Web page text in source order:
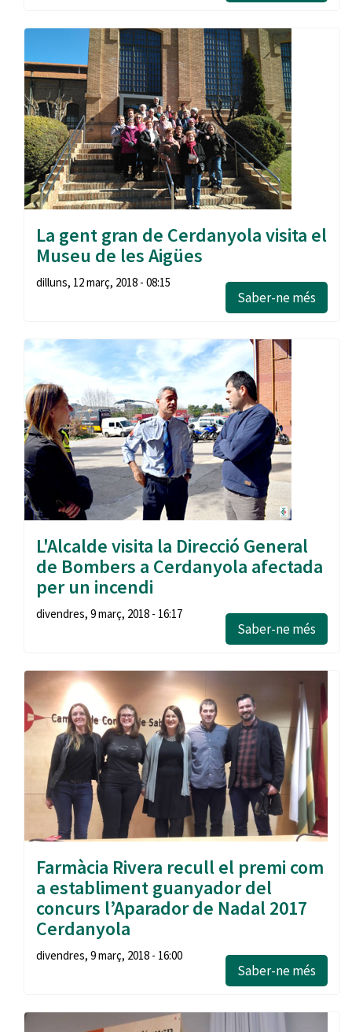
La gent gran de Cerdanyola visita el
Museu de les Aigües
dilluns, 12 març, 2018 - 08:15
Saber-ne més
L'Alcalde visita la Direcció General
de Bombers a Cerdanyola afectada
per un incendi
divendres, 9 març, 2018 - 16:17
Saber-ne més
Farmàcia Rivera recull el premi com
a establiment guanyador del
concurs l’Aparador de Nadal 2017
Cerdanyola
divendres, 9 març, 2018 - 16:00
Saber-ne més